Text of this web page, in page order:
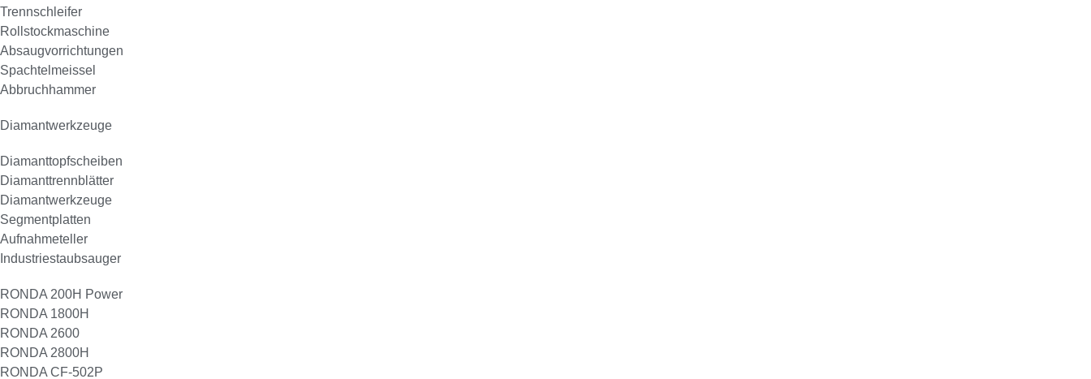
Trennschleifer
Rollstockmaschine
Absaugvorrichtungen
Spachtelmeissel
Abbruchhammer
Diamantwerkzeuge
Diamanttopfscheiben
Diamanttrennblätter
Diamantwerkzeuge
Segmentplatten
Aufnahmeteller
Industriestaubsauger
RONDA 200H Power
RONDA 1800H
RONDA 2600
RONDA 2800H
RONDA CF-502P